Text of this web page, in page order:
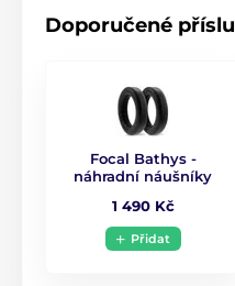
Doporučené
Focal Bathys -
náhradní náušníky
1 490 Kč
Přidat